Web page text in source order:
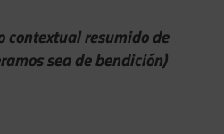
contextual resumido de
sea de bendición)